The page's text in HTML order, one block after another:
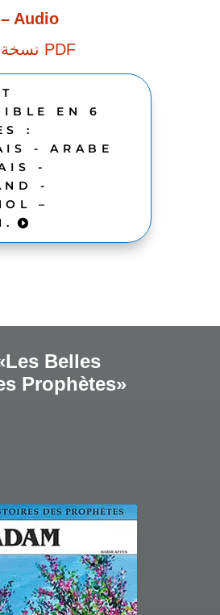
Audio
نسخة صوتية رقمية PDF
EN 6
:
- ARABE
-
-
–
Belles
Prophètes»